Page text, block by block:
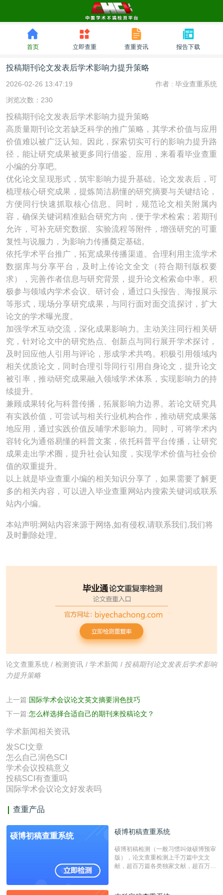
首页 立即查重 查重资讯 报告下载
投稿期刊论文发表后学术影响力提升策略
2026-02-26 13:47:19 作者 : 毕业查重系统
浏览次数：230
投稿期刊论文发表后学术影响力提升策略
高质量期刊论文若缺乏科学的推广策略，其学术价值与应用
价值难以被广泛认知。因此，探索切实可行的影响力提升路
径，能让研究成果被更多同行借鉴、应用，来看看毕业查重
小编的分享吧。
优化论文呈现形式，筑牢影响力提升基础。论文发表后，可
梳理核心研究成果，提炼简洁易懂的研究摘要与关键结论，
方便同行快速抓取核心信息。同时，规范论文相关附属内
容，确保关键词精准贴合研究方向，便于学术检索；若期刊
允许，可补充研究数据、实验流程等附件，增强研究的可重
复性与说服力，为影响力传播奠定基础。
依托学术平台推广，拓宽成果传播渠道。合理利用主流学术
数据库与分享平台，及时上传论文全文（符合期刊版权要
求），完善作者信息与研究背景，提升论文检索命中率。积
极参与领域内学术会议、研讨会，通过口头报告、海报展示
等形式，现场分享研究成果，与同行面对面交流探讨，扩大
论文的学术曝光度。
加强学术互动交流，深化成果影响力。主动关注同行相关研
究，针对论文中的研究热点、创新点与同行展开学术探讨，
及时回应他人引用与评论，形成学术共鸣。积极引用领域内
相关优质论文，同时合理引导同行引用自身论文，提升论文
被引率，推动研究成果融入领域学术体系，实现影响力的持
续提升。
兼顾成果转化与科普传播，拓展影响力边界。若论文研究具
有实践价值，可尝试与相关行业机构合作，推动研究成果落
地应用，通过实践价值反哺学术影响力。同时，可将学术内
容转化为通俗易懂的科普文案，依托科普平台传播，让研究
成果走出学术圈，提升社会认知度，实现学术价值与社会价
值的双重提升。
以上就是毕业查重小编的相关知识分享了，如果需要了解更
多的相关内容，可以进入毕业查重网站内搜索关键词或联系
站内小编。
本站声明:网站内容来源于网络,如有侵权,请联系我们,我们将
及时删除处理。
论文查重系统/ 检测资讯 /学术新闻 / 投稿期刊论文发表后学术影响
力提升策略
上一篇:国际学术会议论文英文摘要润色技巧
下一篇:怎么样选择合适自己的期刊来投稿论文？
学术新闻相关资讯
发SCI文章
怎么自己润色SCI
学术会议投稿意义
投稿SCI有查重吗
国际学术会议论文好发表吗
查重产品
硕博初稿查重系统 硕博初稿查重系统
硕博初稿检测（一般习惯叫做硕博预审
版），论文查重检测上千万篇中文文
献，超百万篇各类独家文献，超百万港
校用来检测硕博论文的系统，检测范围